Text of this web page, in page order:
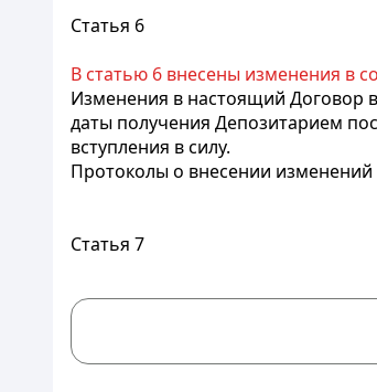
Статья 6
В статью 6 внесены изменения в
Изменения в настоящий Договор
даты получения Депозитарием
вступления в силу.
Протоколы о внесении изменений
Статья 7